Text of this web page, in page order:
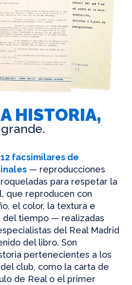
HISTORIA,
12 facsimilares de
— reproducciones
para respetar la
que reproducen con
el color, la textura e
del tiempo — realizadas
del Real Madrid
del libro. Son
pertenecientes a los
club, como la carta de
de Real o el primer